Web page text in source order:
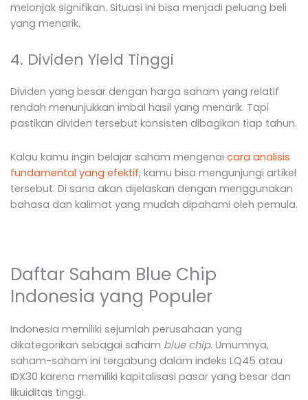
melonjak signifikan. Situasi ini bisa menjadi peluang beli
yang menarik.
4. Dividen Yield Tinggi
Dividen yang besar dengan harga saham yang relatif
rendah menunjukkan imbal hasil yang menarik. Tapi
pastikan dividen tersebut konsisten dibagikan tiap tahun.
Kalau kamu ingin belajar saham mengenai cara analisis
fundamental yang efektif, kamu bisa mengunjungi artikel
tersebut. Di sana akan dijelaskan dengan menggunakan
bahasa dan kalimat yang mudah dipahami oleh pemula.
Daftar Saham Blue Chip
Indonesia yang Populer
Indonesia memiliki sejumlah perusahaan yang
dikategorikan sebagai saham blue chip. Umumnya,
saham-saham ini tergabung dalam indeks LQ45 atau
IDX30 karena memiliki kapitalisasi pasar yang besar dan
likuiditas tinggi.